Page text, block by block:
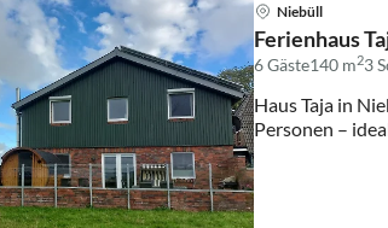
Niebüll
Ferienhaus
6 Gäste140 m23
Haus Taja in
Personen –